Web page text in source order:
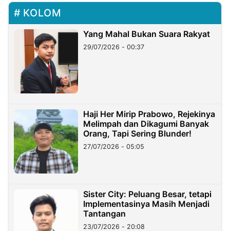
KOLOM
Yang Mahal Bukan Suara Rakyat
29/07/2026 - 00:37
Haji Her Mirip Prabowo, Rejekinya
Melimpah dan Dikagumi Banyak
Orang, Tapi Sering Blunder!
27/07/2026 - 05:05
Sister City: Peluang Besar, tetapi
Implementasinya Masih Menjadi
Tantangan
23/07/2026 - 20:08